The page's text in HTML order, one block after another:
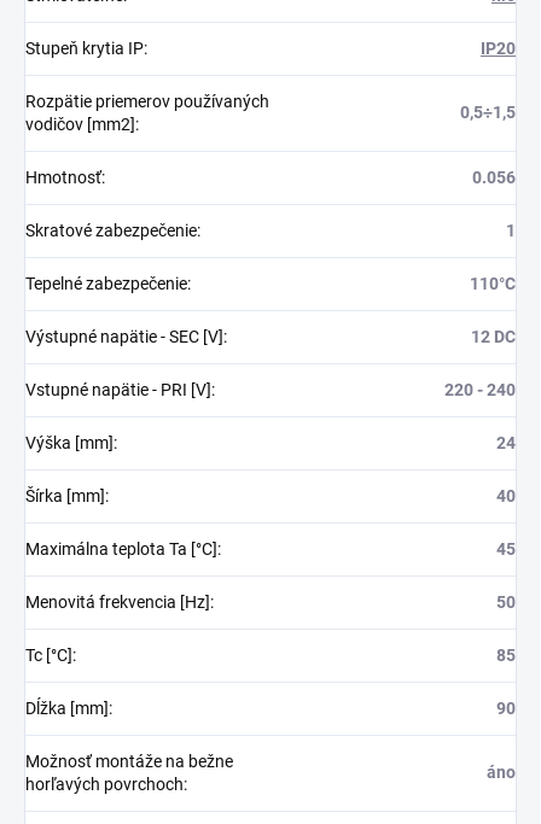
Stupeň krytia IP: IP20
Rozpätie priemerov používaných
vodičov [mm2]:
0,5÷1,5
Hmotnosť: 0.056
Skratové zabezpečenie: 1
Tepelné zabezpečenie: 110°C
Výstupné napätie - SEC [V]: 12 DC
Vstupné napätie - PRI [V]: 220 - 240
Výška [mm]: 24
Šírka [mm]: 40
Maximálna teplota Ta [°C]: 45
Menovitá frekvencia [Hz]: 50
Tc [°C]: 85
Dĺžka [mm]: 90
Možnosť montáže na bežne
horľavých povrchoch:
áno